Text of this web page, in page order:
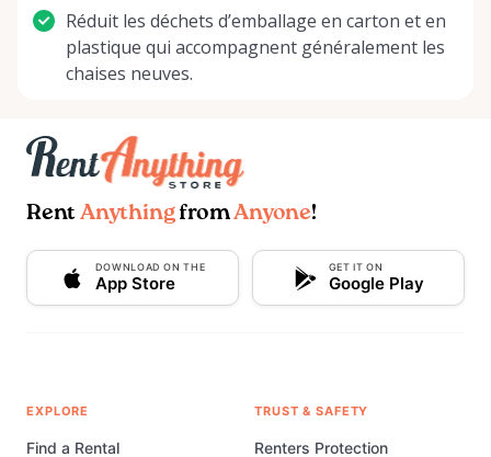
Réduit les déchets d’emballage en carton et en
plastique qui accompagnent généralement les
chaises neuves.
Rent AnythingfromAnyone!
DOWNLOAD ON THE
App Store
GET IT ON
Google Play
EXPLORE
Find a Rental
TRUST & SAFETY
Renters Protection